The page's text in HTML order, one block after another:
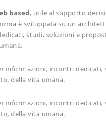
based, utile al supporto
è sviluppata su
studi, soluzioni e
informazioni, incontri
della vita umana.
informazioni, incontri
della vita umana.